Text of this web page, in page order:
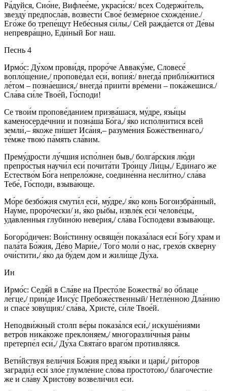
Ра́дуйся, Сио́не, Вифлее́ме, украси́ся:/ всех Содержи́тель,
звезду́ предпосла́в, возвести́ Свое́ безме́рное схожде́ние./
Его́же бо трепе́щут Небе́сныя си́лы,/ Сей ражда́ется от Де́вы
непревра́щно, Еди́ный Бог наш.
Песнь 4
Ирмо́с: Ду́хом прови́дя, проро́че Авваку́ме, Словесе́
вопло́щение,/ пропове́дал еси́, вопия́:/ внегда́ прибли́житися
ле́том – позна́ешися,/ внегда́ приити́ вре́мени – пока́жешися./
Сла́ва си́ле Твое́й, Го́споди!
Се твои́м пропове́данием призва́шася, му́дре, язы́цы
каменосерде́чнии и позна́ша Бо́га,/ я́ко испо́лнитися всей
земли́,– я́коже пи́шет Иса́ия,– разуме́ния Боже́ственнаго,/
те́мже твою́ па́мять сла́вим.
Прему́дрости лу́чшия испо́лнен быв,/ болга́рския лю́ди
препро́стыя научи́л еси́ почита́ти Тро́ицу Ли́цы,/ Еди́наго же
Естество́м Бо́га непрело́жне, соедине́нна несли́тно,/ сла́ва
Тебе́, Го́споди, взыва́юще.
Мо́ре безбо́жия смути́л еси́, му́дре,/ я́ко конь Богоизбра́нный,
Нау́ме, проро́чески/ и, я́ко ры́бы, извле́к еси́ челове́цы,
уда́вленныя глубино́ю неве́рия,/ сла́ва Го́сподеви взыва́юще.
Богоро́дичен: Вои́стинну освяще́н показа́лася еси́ Бо́гу храм и
пала́та Бо́жия, Де́во Мари́е,/ Того́ моли́ о нас, грехо́в скве́рну
очи́стити,/ я́ко да бу́дем дом и жили́ще Ду́ха.
Ин
Ирмо́с: Седя́й в Сла́ве на Престо́ле Божества́/ во о́блаце
ле́гце,/ прии́де Иису́с Пребоже́ственный/ Нетле́нною Дла́нию
и спасе́ зову́щия:/ сла́ва, Христе́, си́ле Твое́й.
Неподви́жный столп ве́ры показа́лся еси́,/ искуше́ниями
ветро́в ника́коже прекло́няем,/ многоразли́чныя ра́ны
претерпе́л еси́,/ Ду́ха Свята́го враго́м противля́яся.
Вети́йствуя вели́чия Бо́жия пред язы́ки и цари́,/ ри́торов
загради́л еси́ зло́е глумле́ние сло́ва простото́ю,/ благоче́стие
же и сла́ву Христо́ву возвели́чил еси́.